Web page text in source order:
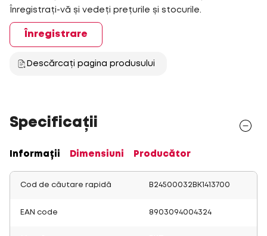
Înregistrați-vă și vedeți prețurile și stocurile.
Înregistrare
Descărcați pagina produsului
Specificații
Informații Dimensiuni Producător
Cod de căutare rapidă B24500032BK1413700
EAN code 8903094004324